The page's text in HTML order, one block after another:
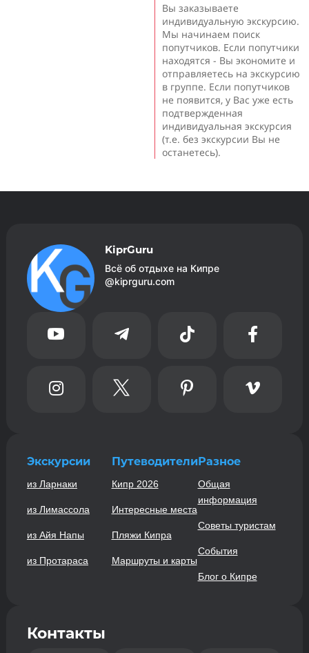
Вы заказываете
индивидуальную экскурсию.
Мы начинаем поиск
попутчиков. Если попутчики
находятся - Вы экономите и
отправляетесь на экскурсию
в группе. Если попутчиков
не появится, у Вас уже есть
подтвержденная
индивидуальная экскурсия
(т.е. без экскурсии Вы не
останетесь).
KiprGuru
Всё об отдыхе на Кипре
@kiprguru.com
   
   
Экскурсии
из Ларнаки
из Лимассола
из Айя Напы
из Протараса
Путеводители
Кипр 2026
Интересные места
Пляжи Кипра
Маршруты и карты
Разное
Общая
информация
Советы туристам
События
Блог о Кипре
Контакты